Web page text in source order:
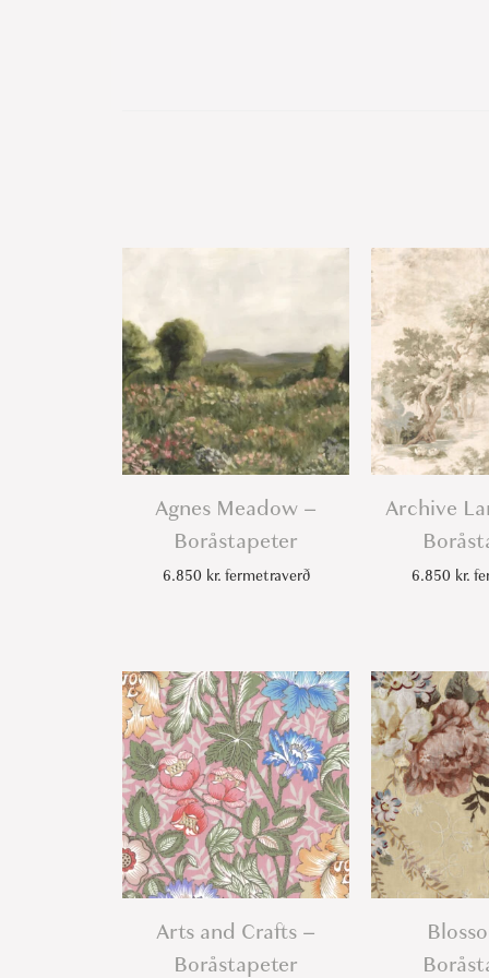
Agnes Meadow –
Boråstapeter
6.850 kr.fermetraverð
Archive
6.850 kr.
Arts and Crafts –
Boråstapeter